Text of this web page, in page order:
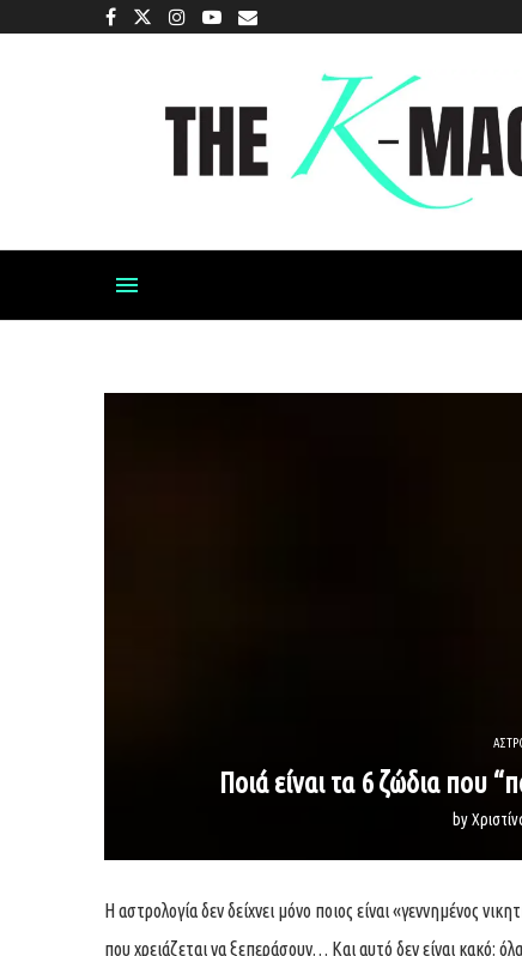
Ποιά είναι τα 6 ζώδια που
by
Η αστρολογία δεν δείχνει μόνο ποιος είναι «γεννημένος
που χρειάζεται να ξεπεράσουν… Και αυτό δεν είναι κακό: